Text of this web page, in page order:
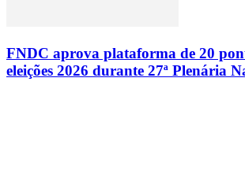
FNDC aprova plataforma de 20
eleições 2026 durante 27ª Plenária